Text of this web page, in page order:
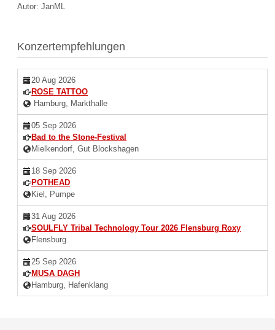
Autor: JanML
Konzertempfehlungen
20 Aug 2026
ROSE TATTOO
Hamburg, Markthalle
05 Sep 2026
Bad to the Stone-Festival
Mielkendorf, Gut Blockshagen
18 Sep 2026
POTHEAD
Kiel, Pumpe
31 Aug 2026
SOULFLY Tribal Technology Tour 2026 Flensburg Roxy
Flensburg
25 Sep 2026
MUSA DAGH
Hamburg, Hafenklang